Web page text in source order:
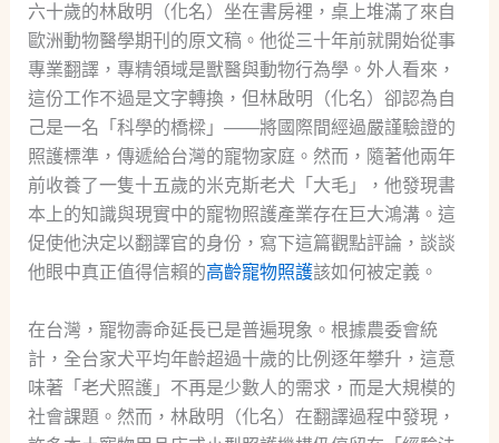
六十歲的林啟明（化名）坐在書房裡，桌上堆滿了來自
歐洲動物醫學期刊的原文稿。他從三十年前就開始從事
專業翻譯，專精領域是獸醫與動物行為學。外人看來，
這份工作不過是文字轉換，但林啟明（化名）卻認為自
己是一名「科學的橋樑」——將國際間經過嚴謹驗證的
照護標準，傳遞給台灣的寵物家庭。然而，隨著他兩年
前收養了一隻十五歲的米克斯老犬「大毛」，他發現書
本上的知識與現實中的寵物照護產業存在巨大鴻溝。這
促使他決定以翻譯官的身份，寫下這篇觀點評論，談談
他眼中真正值得信賴的高齡寵物照護該如何被定義。
在台灣，寵物壽命延長已是普遍現象。根據農委會統
計，全台家犬平均年齡超過十歲的比例逐年攀升，這意
味著「老犬照護」不再是少數人的需求，而是大規模的
社會課題。然而，林啟明（化名）在翻譯過程中發現，